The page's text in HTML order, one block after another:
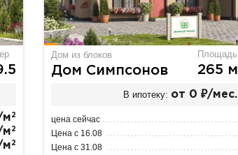
м 2
м 2
м 2
Дом из блоков
Дом Симпсонов
Площадь
265 м
В ипотеку: от 0 ₽/мес.
цена сейчас
Цена с 16.08
Цена с 31.08